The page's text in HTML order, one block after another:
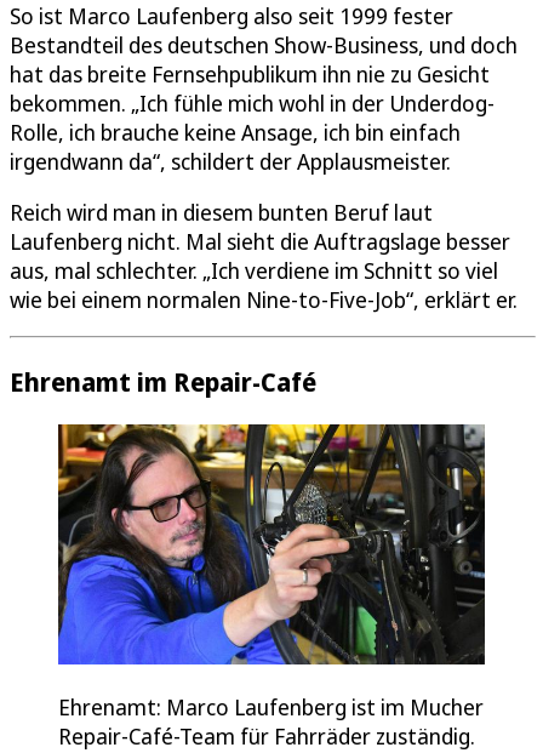
So ist Marco Laufenberg also seit 1999 fester
Bestandteil des deutschen Show-Business, und doch
hat das breite Fernsehpublikum ihn nie zu Gesicht
bekommen. „Ich fühle mich wohl in der Underdog-
Rolle, ich brauche keine Ansage, ich bin einfach
irgendwann da“, schildert der Applausmeister.
Reich wird man in diesem bunten Beruf laut
Laufenberg nicht. Mal sieht die Auftragslage besser
aus, mal schlechter. „Ich verdiene im Schnitt so viel
wie bei einem normalen Nine-to-Five-Job“, erklärt er.
Ehrenamt im Repair-Café
Ehrenamt: Marco Laufenberg ist im Mucher
Repair-Café-Team für Fahrräder zuständig.